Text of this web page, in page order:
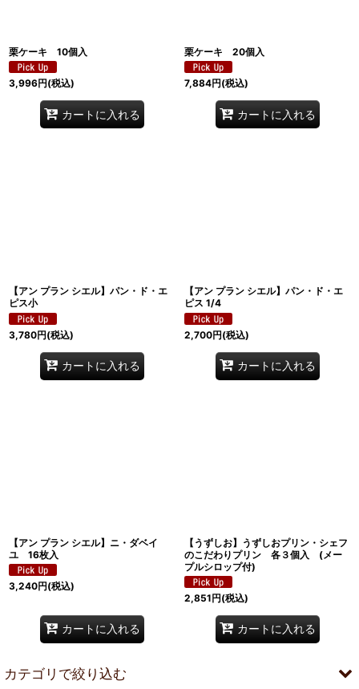
栗ケーキ 10個入
3,996円(税込)
カートに入れる
栗ケーキ 20個入
7,884円(税込)
カートに入れる
【アン プラン シエル】パン・ド・エ
ピス小
3,780円(税込)
カートに入れる
【アン プラン シエル】パン・ド・エ
ピス 1/4
2,700円(税込)
カートに入れる
【アン プラン シエル】ニ・ダベイ
ユ 16枚入
3,240円(税込)
カートに入れる
【うずしお】うずしおプリン・シェフ
のこだわりプリン 各３個入 (メー
プルシロップ付)
2,851円(税込)
カートに入れる
カテゴリで絞り込む